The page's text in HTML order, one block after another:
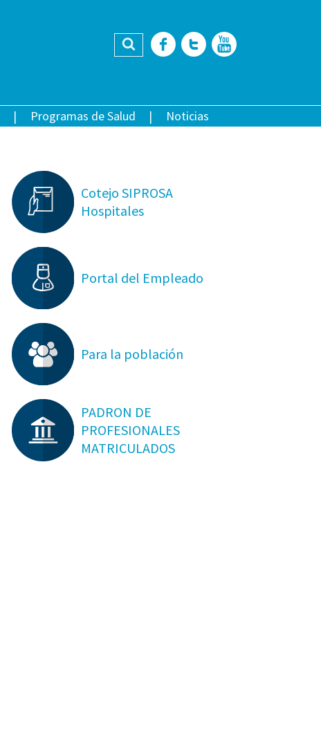
Buscar Facebook
Twitter
Programas de Salud Noticias
Cotejo SIPROSA
Hospitales
Portal del Empleado
Para la población
PADRON DE
PROFESIONALES
MATRICULADOS